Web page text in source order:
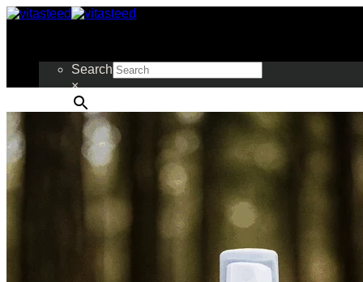
Ga
Search
×
voeding
> basisvoer
vezels, vet en eiwit
kruidenkost
> kruiden
losse kruiden
bessen
bladeren
schors